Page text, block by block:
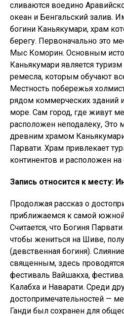
сливаются воедино
океан и Бенгальский залив.
богини Каньякумари, храм
берегу. Первоначально это
Мыс Коморин. Основным
Каньякумари является
ремесла, которым обучают
Местность побережья
рядом коммерческих зданий
море. Сам город, где живут
расположен неподалеку, Это
древним храмом
Парвати. Храм привлекает
континентов и расположен
Запись относится к месту:
Продолжая рассказ о
приближаемся к самой южной
Считается, что Богиня
чтобы жениться на Шиве,
(девственная богиня).
священным, здесь
фестиваль Вайшакха,
Калабха и Наварати. Среди
достопримечательностей —
Ганди был сохранен для